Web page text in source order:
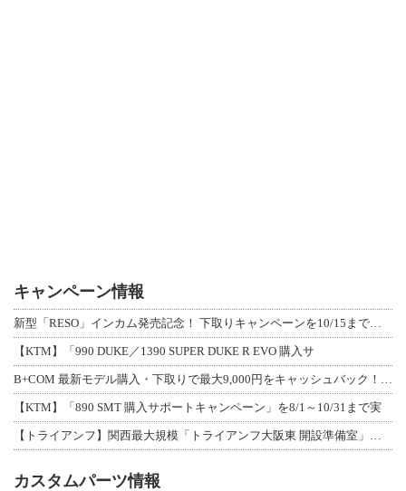
キャンペーン情報
新型「RESO」インカム発売記念！ 下取りキャンペーンを10/15まで延長して開
【KTM】「990 DUKE／1390 SUPER DUKE R EVO 購入サ
B+COM 最新モデル購入・下取りで最大9,000円をキャッシュバック！「B+F
【KTM】「890 SMT 購入サポートキャンペーン」を8/1～10/31まで実
【トライアンフ】関西最大規模「トライアンフ大阪東 開設準備室」がオープン！ 限定
カスタムパーツ情報